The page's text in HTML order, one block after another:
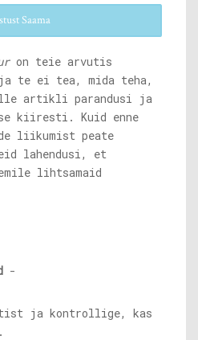
Saama
on teie arvutis
ja te ei tea, mida teha,
artikli parandusi ja
kiiresti. Kuid enne
liikumist peate
lahendusi, et
lihtsamaid
-
ja kontrollige, kas